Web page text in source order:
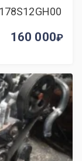
160 000